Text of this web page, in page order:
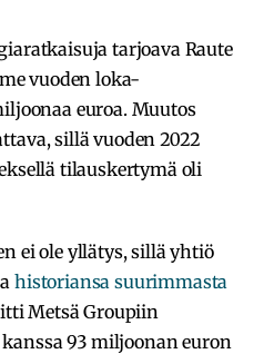
tarjoava Raute
vuoden loka-
euroa. Muutos
sillä vuoden 2022
tilauskertymä oli
ei ole yllätys, sillä yhtiö
historiansa suurimmasta
Metsä Groupiin
93 miljoonan euron